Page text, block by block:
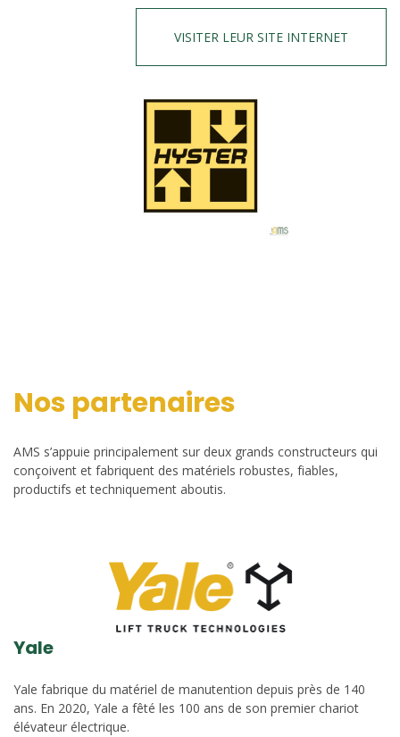
VISITER LEUR SITE INTERNET
Nos partenaires
AMS s’appuie principalement sur deux grands constructeurs qui
conçoivent et fabriquent des matériels robustes, fiables,
productifs et techniquement aboutis.
Yale
Yale fabrique du matériel de manutention depuis près de 140
ans. En 2020, Yale a fêté les 100 ans de son premier chariot
élévateur électrique.